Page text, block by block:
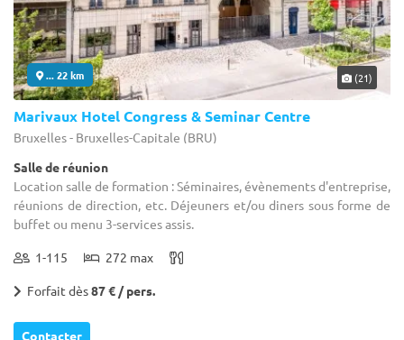
... 22 km (21)
Marivaux Hotel Congress & Seminar Centre
Bruxelles - Bruxelles-Capitale (BRU)
Salle de réunion
Location salle de formation : Séminaires, évènements d'entreprise,
réunions de direction, etc. Déjeuners et/ou diners sous forme de
buffet ou menu 3-services assis.
1-115 272 max
Forfait dès87 € / pers.
Contacter